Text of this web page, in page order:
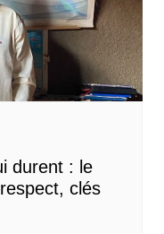
durent : le
clés